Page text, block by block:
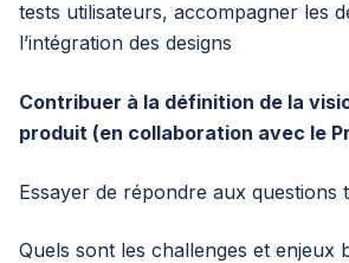
tests utilisateurs, accompagner les
l’intégration des designs
Contribuer à la définition de la
produit (en collaboration avec le
Essayer de répondre aux questions
Quels sont les challenges et enjeux